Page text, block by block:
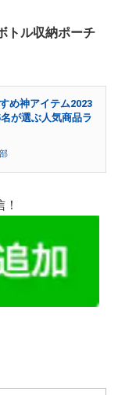
トル収納ポーチ
め神アイテム2023
が選ぶ人気商品ラ